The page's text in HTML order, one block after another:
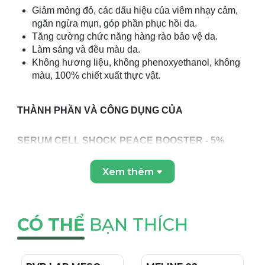
Giảm mỏng đỏ, các dấu hiệu của viêm nhạy cảm,
ngăn ngừa mụn, góp phần phục hồi da.
Tăng cường chức năng hàng rào bảo vệ da.
Làm sáng và đều màu da.
Không hương liệu, không phenoxyethanol, không
màu, 100% chiết xuất thực vật.
THÀNH PHẦN VÀ CÔNG DỤNG CỦA
SERUM CELL SHOCK PEACE BOOSTER - 5%
NIACINAMIDE + 2% TRANEXAMIC ACID
hiện, 5% niacinamide thoa lên da trong vòng 12
tuần cho thấy giảm được nếp nhăn, vết thâm,
- Củng cố hàng rào bảo vệ da, Niacinamide giúp bổ
Xem thêm
CÓ THỂ BẠN THÍCH